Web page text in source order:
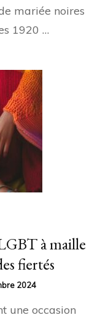
mariée noires
1920 …
à maille
fiertés
2024
une occasion